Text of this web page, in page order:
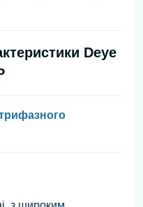
Deye